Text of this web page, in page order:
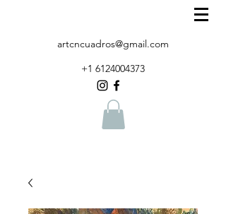
artcncuadros@gmail.com
+1 6124004373